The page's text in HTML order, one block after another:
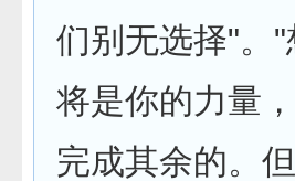
们别无选择"。
将是你的力量
完成其余的。